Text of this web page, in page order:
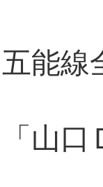
能
山